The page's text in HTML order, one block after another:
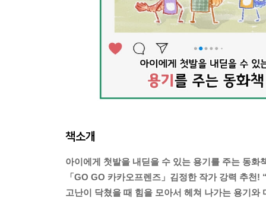
책소개
아이에게 첫발을 내딛을 수 있는 용기를 주는 동화
「GO GO 카카오프렌즈」김정한 작가 강력 추천!
고난이 닥쳤을 때 힘을 모아서 헤쳐 나가는 용기와